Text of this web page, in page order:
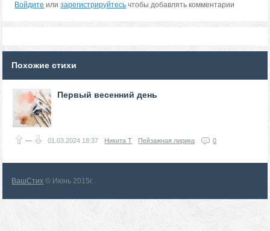
Войдите илизарегистрируйтесь чтобы добавлять комментарии
Похожие стихи
Первый весенний день
— 01.03.2024 18:37 Никита Т Пейзажная лирика 0
ВашСтих © Июнь 2015г.